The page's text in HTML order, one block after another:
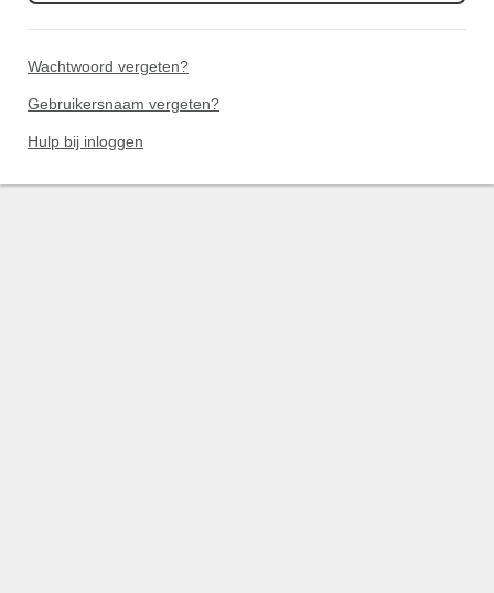
Wachtwoord vergeten?
Gebruikersnaam vergeten?
Hulp bij inloggen